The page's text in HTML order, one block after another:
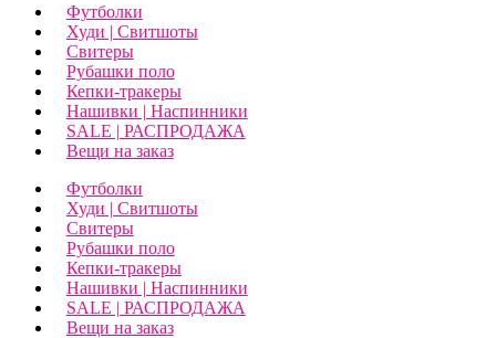
Футболки
Худи | Свитшоты
Свитеры
Рубашки поло
Кепки-тракеры
Нашивки | Наспинники
SALE | РАСПРОДАЖА
Вещи на заказ
Футболки
Худи | Свитшоты
Свитеры
Рубашки поло
Кепки-тракеры
Нашивки | Наспинники
SALE | РАСПРОДАЖА
Вещи на заказ